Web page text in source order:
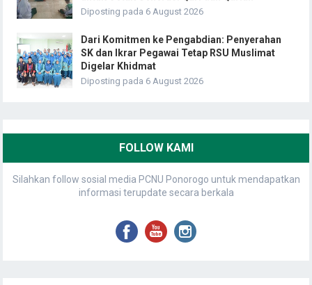
Diposting pada 6 August 2026
Dari Komitmen ke Pengabdian: Penyerahan
SK dan Ikrar Pegawai Tetap RSU Muslimat
Digelar Khidmat
Diposting pada 6 August 2026
FOLLOW KAMI
Silahkan follow sosial media PCNU Ponorogo untuk mendapatkan
informasi terupdate secara berkala